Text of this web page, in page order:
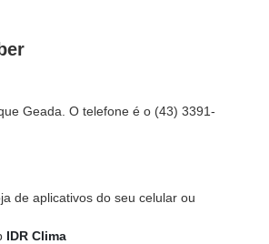
Geada. O telefone é o (43) 3391-
de aplicativos do seu celular ou
IDR Clima